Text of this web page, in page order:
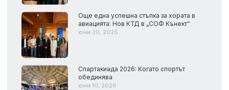
Още една успешна стъпка за хората в
авиацията: Нов КТД в „СОФ Кънект“
юни 30, 2026
Спартакиада 2026: Когато спортът
обединява
юни 10, 2026